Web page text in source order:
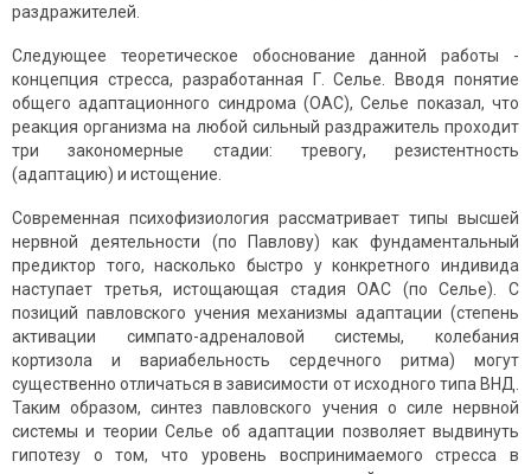
раздражителей.
Следующее теоретическое обоснование данной работы -
концепция стресса, разработанная Г. Селье. Вводя понятие
общего адаптационного синдрома (ОАС), Селье показал, что
реакция организма на любой сильный раздражитель проходит
три закономерные стадии: тревогу, резистентность
(адаптацию) и истощение.
Современная психофизиология рассматривает типы высшей
нервной деятельности (по Павлову) как фундаментальный
предиктор того, насколько быстро у конкретного индивида
наступает третья, истощающая стадия ОАС (по Селье). С
позиций павловского учения механизмы адаптации (степень
активации симпато-адреналовой системы, колебания
кортизола и вариабельность сердечного ритма) могут
существенно отличаться в зависимости от исходного типа ВНД.
Таким образом, синтез павловского учения о силе нервной
системы и теории Селье об адаптации позволяет выдвинуть
гипотезу о том, что уровень воспринимаемого стресса в